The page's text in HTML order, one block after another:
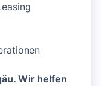
Wir helfen